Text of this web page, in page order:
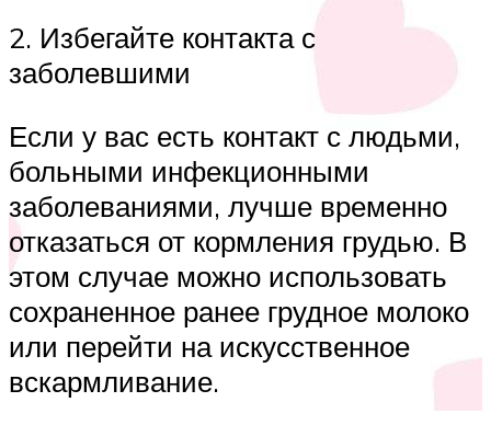
2. Избегайте контакта с
заболевшими
Если у вас есть контакт с людьми,
больными инфекционными
заболеваниями, лучше временно
отказаться от кормления грудью. В
этом случае можно использовать
сохраненное ранее грудное молоко
или перейти на искусственное
вскармливание.